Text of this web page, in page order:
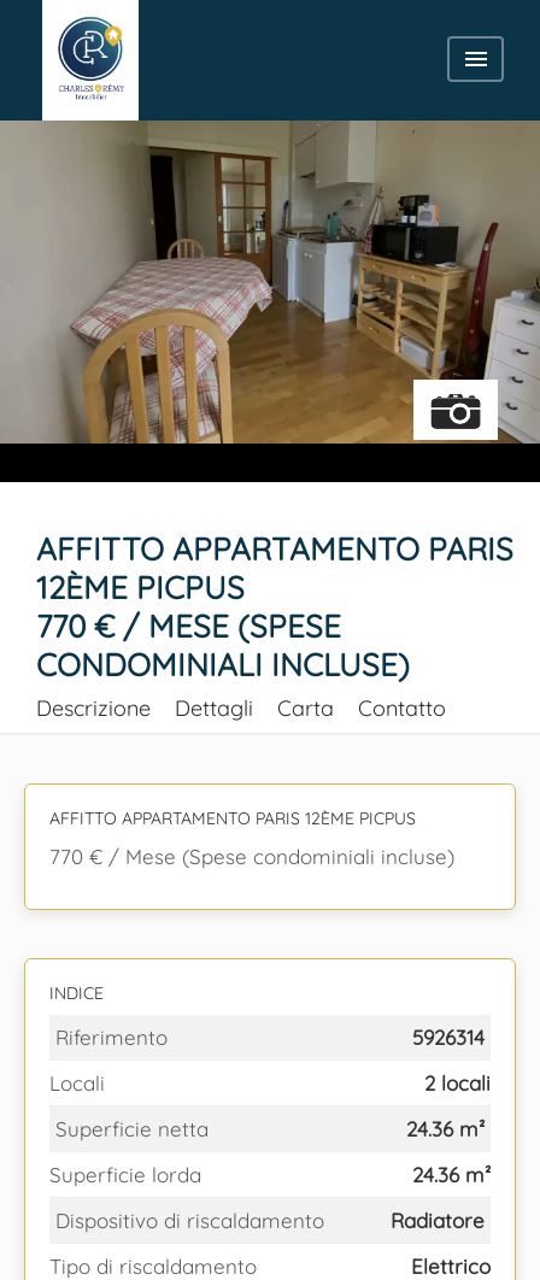
AFFITTO APPARTAMENTO PARIS
12ÈME PICPUS
770 € / MESE (SPESE
CONDOMINIALI INCLUSE)
Descrizione Dettagli Carta Contatto
AFFITTO APPARTAMENTO PARIS 12ÈME PICPUS
770 € / Mese (Spese condominiali incluse)
INDICE
Riferimento
5926314
Locali
2 locali
Superficie netta
24.36 m²
Superficie lorda
24.36 m²
Dispositivo di riscaldamento
Radiatore
Tipo di riscaldamento
Elettrico